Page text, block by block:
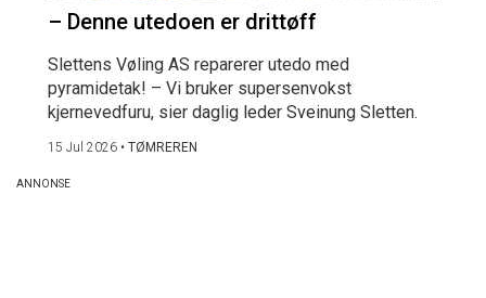
– Denne utedoen er drittøff
Slettens Vøling AS reparerer utedo med
pyramidetak! – Vi bruker supersenvokst
kjernevedfuru, sier daglig leder Sveinung Sletten.
15 Jul 2026 • TØMREREN